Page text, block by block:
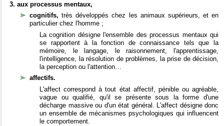
3. aux processus mentaux,
cognitifs,très développés chez les animaux supérieurs, et en
particulier chez l'homme ;
La cognition désigne l'ensemble des processus mentaux qui
se rapportent à la fonction de connaissance tels que la
mémoire, le langage, le raisonnement, l'apprentissage,
l'intelligence, la résolution de problèmes, la prise de décision,
la perception ou l'attention…
affectifs.
L'affect correspond à tout état affectif, pénible ou agréable,
vague ou qualifié, qu'il se présente sous la forme d'une
décharge massive ou d'un état général. L'affect désigne donc
un ensemble de mécanismes psychologiques qui influencent
le comportement.